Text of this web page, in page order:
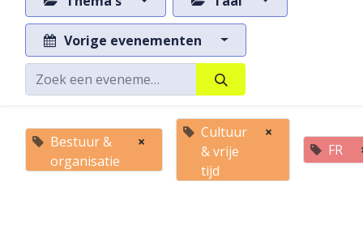
Vorige evenementen
Bestuur &
organisatie
×
Cultuur
& vrije
tijd
×
FR